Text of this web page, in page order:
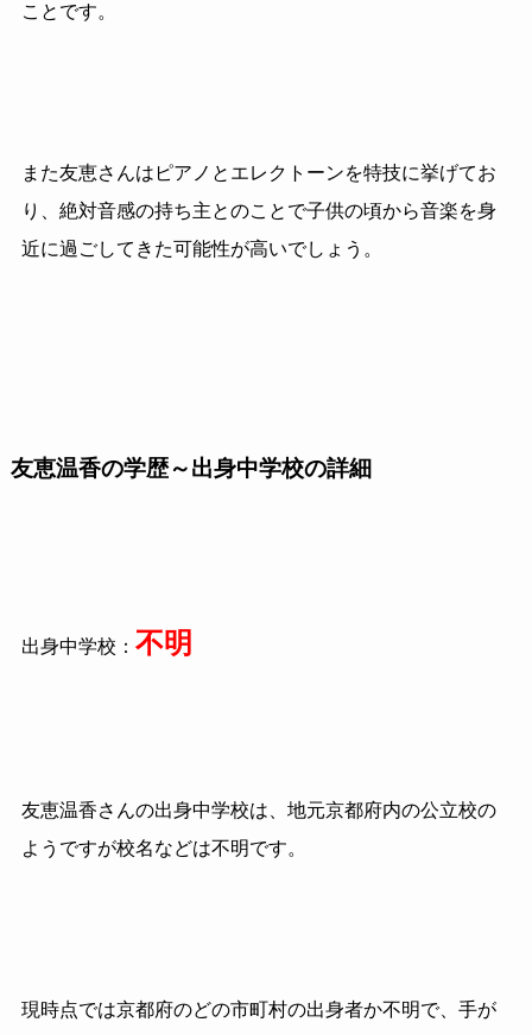
ことです。
また友恵さんはピアノとエレクトーンを特技に挙げてお
り、絶対音感の持ち主とのことで子供の頃から音楽を身
近に過ごしてきた可能性が高いでしょう。
友恵温香の学歴～出身中学校の詳細
出身中学校： 不明
友恵温香さんの出身中学校は、地元京都府内の公立校の
ようですが校名などは不明です。
現時点では京都府のどの市町村の出身者か不明で、手が